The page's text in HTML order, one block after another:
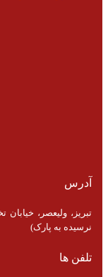
آدرس
نرسیده به پارک)
تلفن ها